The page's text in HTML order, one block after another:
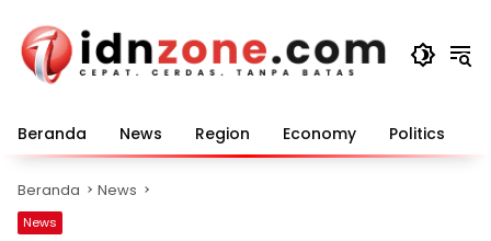
konten
Beranda News Region Economy Politics
Beranda News
News